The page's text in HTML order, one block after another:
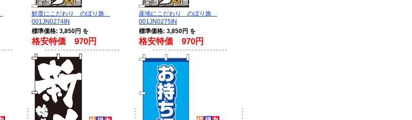
鮮度にこだわり のぼり旗
001JN0274IN
標準価格: 3,850円 を
格安特価 970円
産地にこだわり のぼり旗
001JN0275IN
標準価格: 3,850円 を
格安特価 970円